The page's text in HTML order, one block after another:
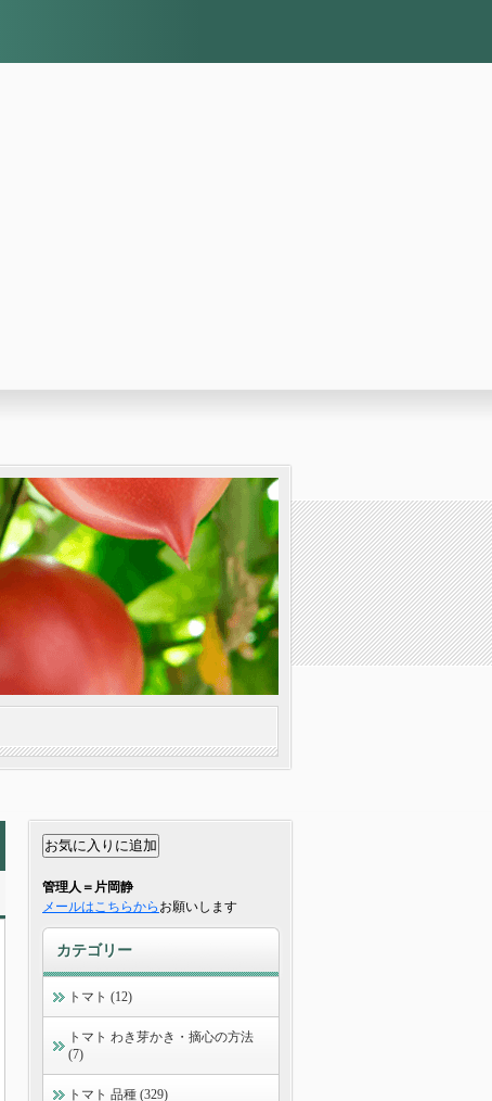
管理人＝片岡静
メールはこちらから お願いします
カテゴリー
トマト (12)
トマト わき芽かき・摘心の方法
(7)
トマト 品種 (329)